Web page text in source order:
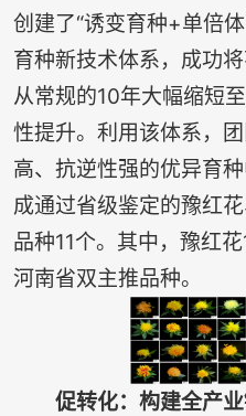
创建了“诱变育种+单倍
育种新技术体系，成功
从常规的10年大幅缩短
性提升。利用该体系，
高、抗逆性强的优异育
成通过省级鉴定的豫红
品种11个。其中，豫红
河南省双主推品种。
促转化：构建全产业